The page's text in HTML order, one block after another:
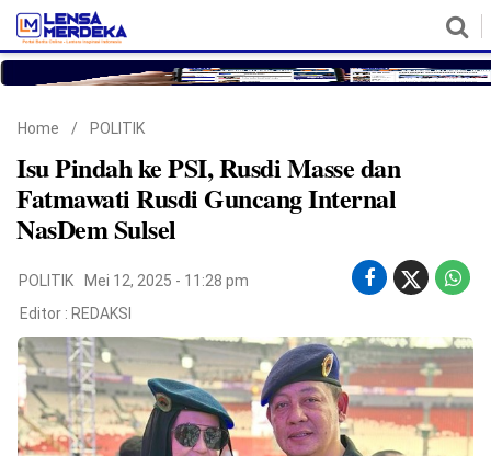
©
Copyright
2026
Lensa
Merdeka
Home / POLITIK
Isu Pindah ke PSI, Rusdi Masse dan
Fatmawati Rusdi Guncang Internal
NasDem Sulsel
POLITIK
Mei 12, 2025 - 11:28 pm
Editor : REDAKSI